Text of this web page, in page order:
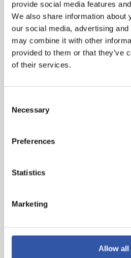
provide social media features
We also share information about
our social media, advertising
may combine it with other
provided to them or that they’ve
of their services.
Selection
Necessary
Preferences
Statistics
Marketing
Allow all
en las diferentes
Federación Vasca de
(EHUIF) y de la Federación
Actividades Subacuáticas
botella, Fotografía
Submarina, Natación con
aniversario y continuamos
cumplir muchos más.